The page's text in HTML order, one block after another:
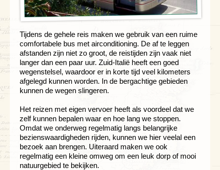
Tijdens de gehele reis maken we gebruik van een ruime
comfortabele bus met airconditioning. De af te leggen
afstanden zijn niet zo groot, de reistijden zijn vaak niet
langer dan een paar uur. Zuid-Italië heeft een goed
wegenstelsel, waardoor er in korte tijd veel kilometers
afgelegd kunnen worden. In de bergachtige gebieden
kunnen de wegen slingeren.
Het reizen met eigen vervoer heeft als voordeel dat we
zelf kunnen bepalen waar en hoe lang we stoppen.
Omdat we onderweg regelmatig langs belangrijke
bezienswaardigheden rijden, kunnen we hier veelal een
bezoek aan brengen. Uiteraard maken we ook
regelmatig een kleine omweg om een leuk dorp of mooi
natuurgebied te bekijken.